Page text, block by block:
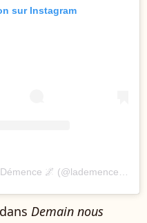
sur Instagram
Demain nous